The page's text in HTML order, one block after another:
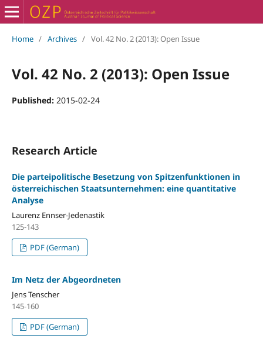
Home / Archives / Vol. 42 No. 2 (2013): Open Issue
Vol. 42 No. 2 (2013): Open Issue
Published: 2015-02-24
Research Article
Die parteipolitische Besetzung von Spitzenfunktionen in
österreichischen Staatsunternehmen: eine quantitative
Analyse
Laurenz Ennser-Jedenastik
125-143
PDF (German)
Im Netz der Abgeordneten
Jens Tenscher
145-160
PDF (German)